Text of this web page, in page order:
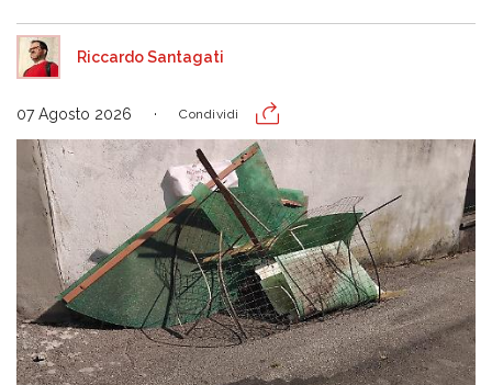
Riccardo Santagati
07 Agosto 2026 Condividi